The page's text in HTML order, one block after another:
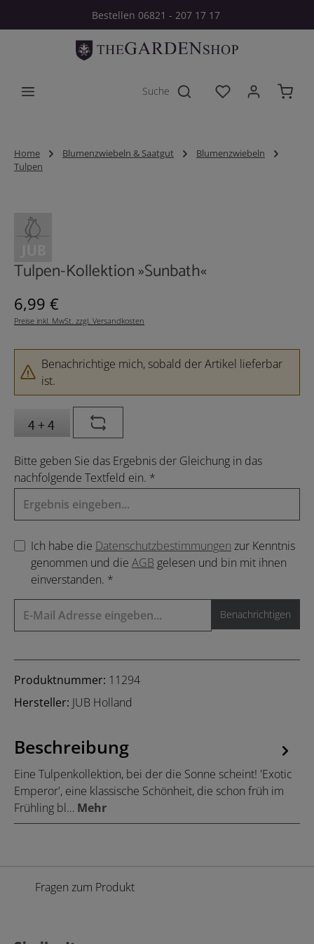
Zum Hauptinhalt springenBestellen 06821 - 207 17 17
Du hast 0
Home Blumenzwiebeln & Saatgut
Blumenzwiebeln
Tulpen
Tulpen-Kollektion »Sunbath«
Regulärer Preis:
6,99 €
Preise inkl. MwSt. zzgl. Versandkosten
Benachrichtige mich, sobald der Artikel lieferbar
ist.
Bitte geben Sie das Ergebnis der Gleichung in das
nachfolgende Textfeld ein. *
Ich habe die Datenschutzbestimmungen zur Kenntnis
genommen und die AGB gelesen und bin mit ihnen
einverstanden. *
Benachrichtigen
Produktnummer: 11294
Hersteller: JUB Holland
Beschreibung
Eine Tulpenkollektion, bei der die Sonne scheint! 'Exotic
Emperor', eine klassische Schönheit, die schon früh im
Frühling bl… Mehr
Fragen zum Produkt